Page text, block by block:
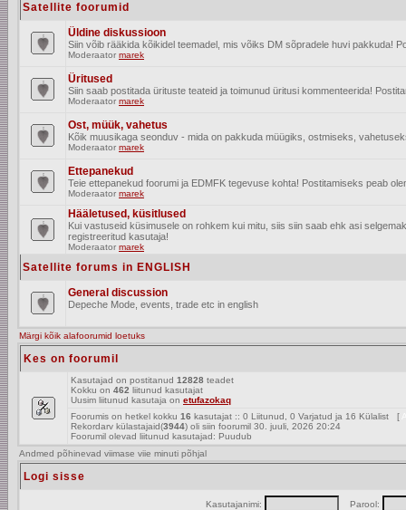
Satellite foorumid
Üldine diskussioon
Siin võib rääkida kõikidel teemadel, mis võiks DM sõpradele huvi pakkuda!
Moderaator marek
Üritused
Siin saab postitada ürituste teateid ja toimunud üritusi kommenteerida!
Moderaator marek
Ost, müük, vahetus
Kõik muusikaga seonduv - mida on pakkuda müügiks, ostmiseks,
Moderaator marek
Ettepanekud
Teie ettepanekud foorumi ja EDMFK tegevuse kohta! Postitamiseks peab
Moderaator marek
Hääletused, küsitlused
Kui vastuseid küsimusele on rohkem kui mitu, siis siin saab ehk asi
registreeritud kasutaja!
Moderaator marek
Satellite forums in ENGLISH
General discussion
Depeche Mode, events, trade etc in english
Märgi kõik alafoorumid loetuks
Kes on foorumil
Kasutajad on postitanud 12828 teadet
Kokku on 462 liitunud kasutajat
Uusim liitunud kasutaja on etufazokaq
Foorumis on hetkel kokku 16 kasutajat :: 0 Liitunud, 0 Varjatud ja 16 Külalist [
Rekordarv külastajaid(3944) oli siin foorumil 30. juuli, 2026 20:24
Foorumil olevad liitunud kasutajad: Puudub
Andmed põhinevad viimase viie minuti põhjal
Logi sisse
Kasutajanimi: Parool: